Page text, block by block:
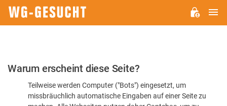
Bitte
Warum erscheint diese Seite?
Teilweise werden Computer ("Bots") eingesetzt, um
missbräuchlich automatische Eingaben auf einer Seite zu